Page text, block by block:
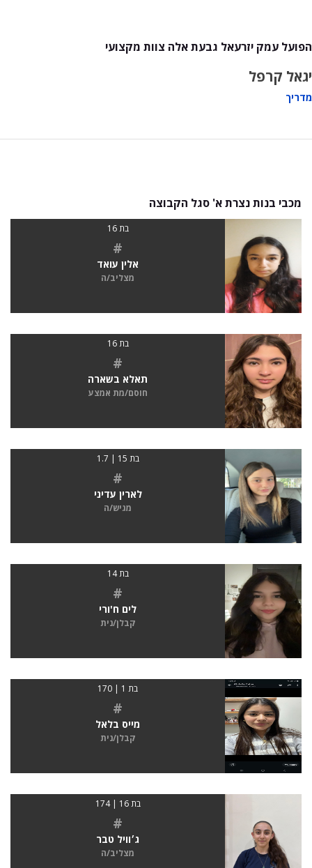
הפועל עמק יזרעאל גבעת אלה צוות מקצועי
יגאל קרפל
מדריך
מכבי בנות נצרת א' סגל הקבוצה
בת 16
#
אלין עואד
מצליב/ה
בת 16
#
תאלא בשארה
חוסם/מת אמצע
בת 15 | 1.7
#
לארין עדיני
מגיש/ה
בת 14
#
לים ח'ורי
קבלן/נית
בת 1 | 170
#
מייס בלאל
קבלן/נית
בת 16 | 174
#
ג׳וויל טבר
מצליב/ה